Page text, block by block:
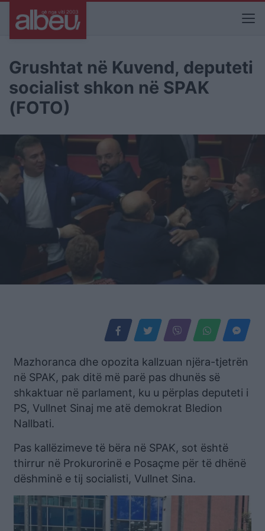
Grushtat në Kuvend, deputeti
socialist shkon në SPAK
(FOTO)
Mazhoranca dhe opozita kallzuan njëra-tjetrën
në SPAK, pak ditë më parë pas dhunës së
shkaktuar në parlament, ku u përplas deputeti i
PS, Vullnet Sinaj me atë demokrat Bledion
Nallbati.
Pas kallëzimeve të bëra në SPAK, sot është
thirrur në Prokurorinë e Posaçme për të dhënë
dëshminë e tij socialisti, Vullnet Sina.